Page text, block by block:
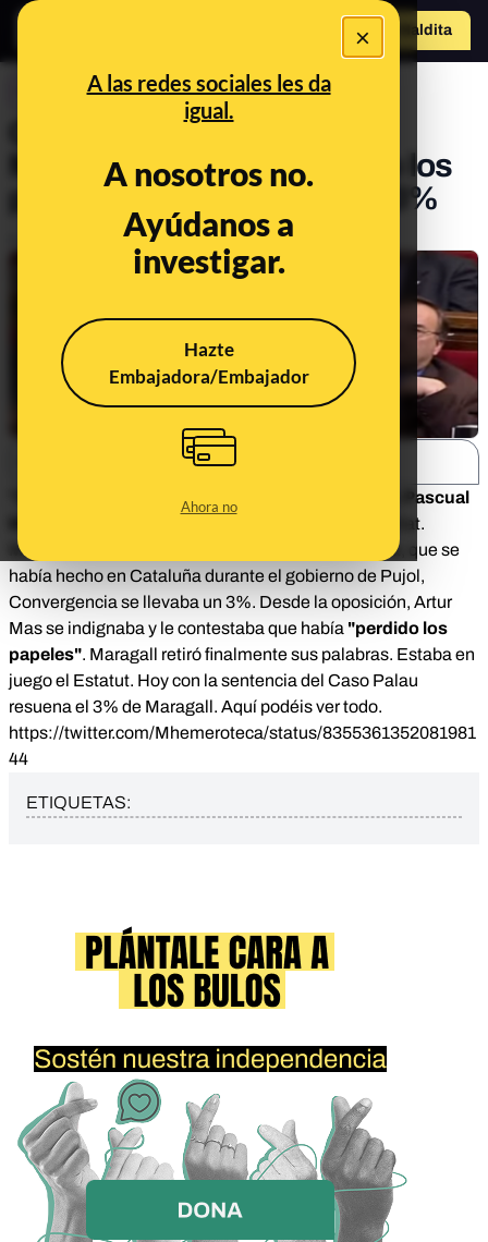
×
A las redes sociales les da
igual.
A nosotros no.
Ayúdanos a
investigar.
Hazte
Embajadora/Embajador
Ahora no
Hazte Maldita
CONTROL DEL PODER
Cuando Artur Mas decía a
Maragall que había perdido los
papeles por acusarlos del 3%
Jan 15, 2018, 12:23:21 PM
"Su problema se llama 3%"
Pascual
era entonces el Presidente de la Generalitat.
Maragall denunciaba que de cualquier obra pública, que se
había hecho en Cataluña durante el gobierno de Pujol,
Convergencia se llevaba un 3%. Desde la oposición, Artur
Mas se indignaba y le contestaba que había "perdido los
papeles". Maragall retiró finalmente sus palabras. Estaba en
juego el Estatut. Hoy con la sentencia del Caso Palau
resuena el 3% de Maragall. Aquí podéis ver todo.
https://twitter.com/Mhemeroteca/status/8355361352081981
44
ETIQUETAS: